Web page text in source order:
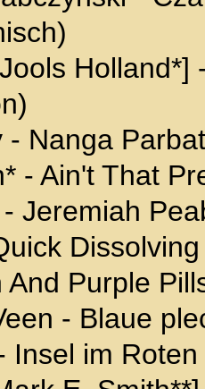
Holland*]
Nanga Parbat
- Ain't That
Jeremiah
And Purple
- Blaue
Insel im